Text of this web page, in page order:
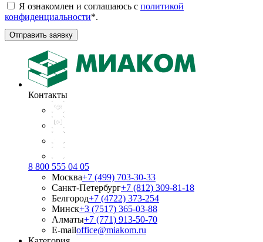
Я ознакомлен и соглашаюсь с политикой
конфиденциальности*.
Отправить заявку
Контакты
8 800 555 04 05
Москва+7 (499) 703-30-33
Санкт-Петербург+7 (812) 309-81-18
Белгород+7 (4722) 373-254
Минск+3 (7517) 365-03-88
Алматы+7 (771) 913-50-70
E-mailoffice@miakom.ru